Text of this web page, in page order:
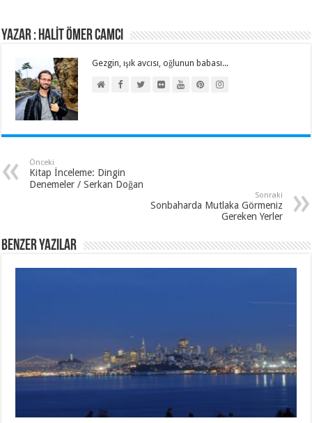
Yazar : HALİT ÖMER CAMCI
Gezgin, ışık avcısı, oğlunun babası...
Önceki
Kitap İnceleme: Dingin
Denemeler / Serkan Doğan
Sonraki
Sonbaharda Mutlaka Görmeniz
Gereken Yerler
Benzer Yazılar